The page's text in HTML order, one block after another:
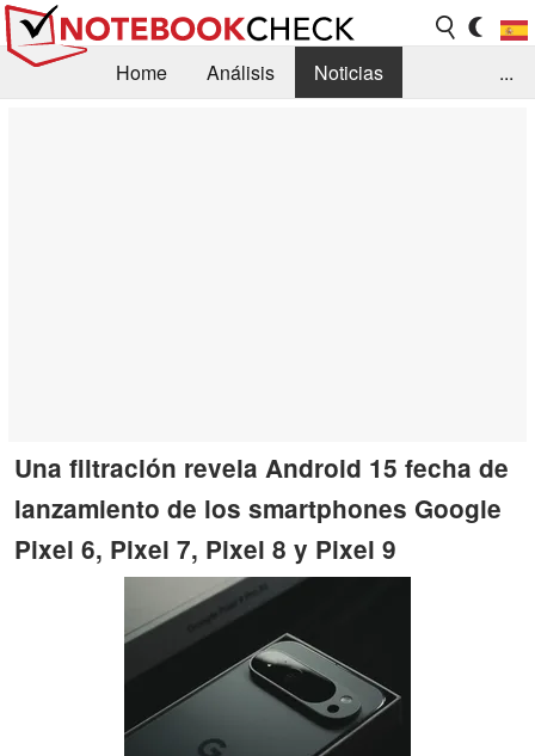
Home Análisis
Noticias
...
Una filtración revela Android 15 fecha de
lanzamiento de los smartphones Google
Pixel 6, Pixel 7, Pixel 8 y Pixel 9